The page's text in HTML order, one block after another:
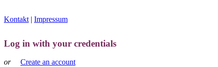
Kontakt | Impressum
Log in with your credentials
or Create an account